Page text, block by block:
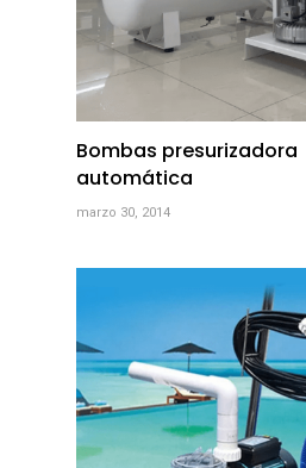
Bombas presurizadora
automática
marzo 30, 2014